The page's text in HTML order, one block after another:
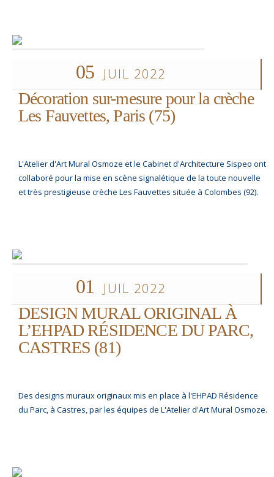
05 JUIL 2022
Décoration sur-mesure pour la crèche
Les Fauvettes, Paris (75)
L'Atelier d'Art Mural Osmoze et le Cabinet d'Architecture Sispeo ont
collaboré pour la mise en scène signalétique de la toute nouvelle
et très prestigieuse crèche Les Fauvettes située à Colombes (92).
01 JUIL 2022
DESIGN MURAL ORIGINAL À
L’EHPAD RÉSIDENCE DU PARC,
CASTRES (81)
Des designs muraux originaux mis en place à l'EHPAD Résidence
du Parc, à Castres, par les équipes de L'Atelier d'Art Mural Osmoze.